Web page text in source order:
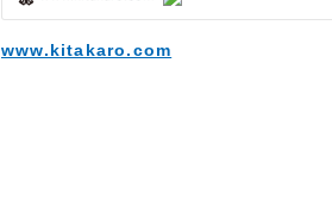
www.kitakaro.com